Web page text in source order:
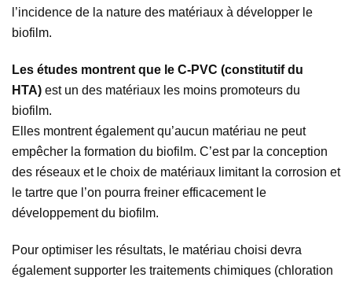
l’incidence de la nature des matériaux à développer le
biofilm.
Les études montrent que le C-PVC (constitutif du
HTA) est un des matériaux les moins promoteurs du
biofilm.
Elles montrent également qu’aucun matériau ne peut
empêcher la formation du biofilm. C’est par la conception
des réseaux et le choix de matériaux limitant la corrosion et
le tartre que l’on pourra freiner efficacement le
développement du biofilm.
Pour optimiser les résultats, le matériau choisi devra
également supporter les traitements chimiques (chloration